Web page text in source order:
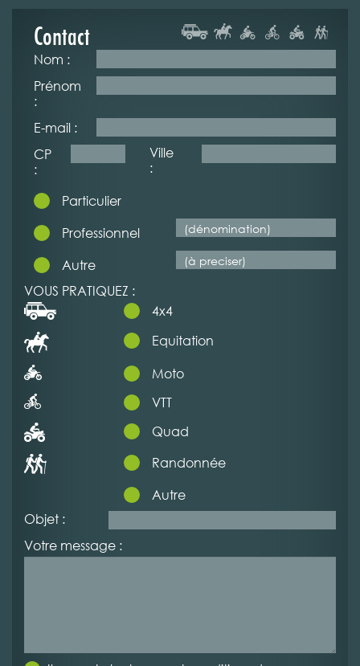
Contact
Nom :
Prénom
:
E-mail :
CP
:
Ville
:
Particulier
Professionnel
Autre
VOUS PRATIQUEZ :
4x4
Equitation
Moto
VTT
Quad
Randonnée
Autre
Objet :
Votre message :